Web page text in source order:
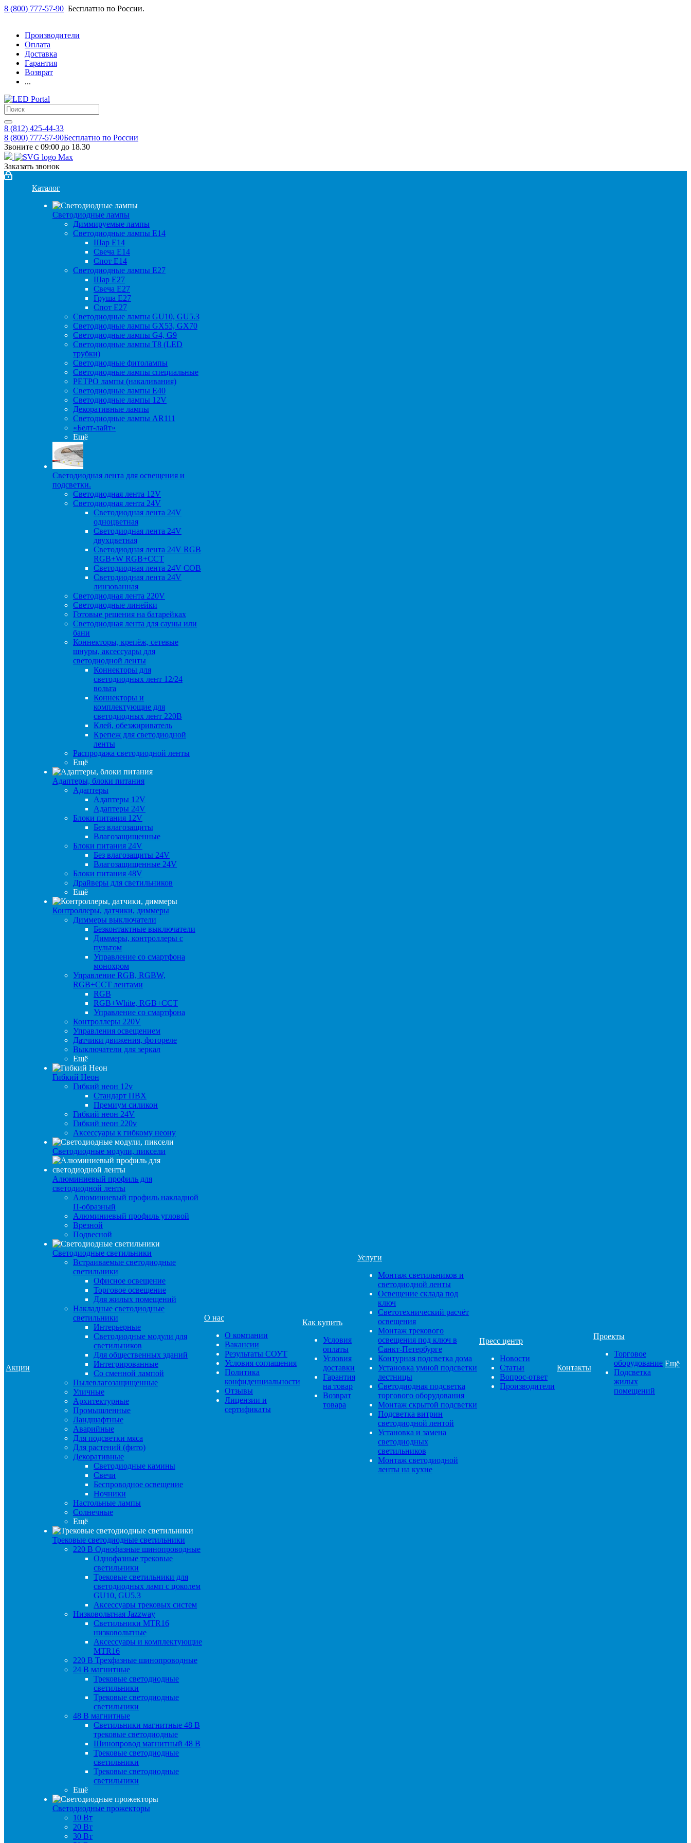
8 (800) 777-57-90 Бесплатно по России.
Производители
Оплата
Доставка
Гарантия
Возврат
...
8 (812) 425-44-33
8 (800) 777-57-90Бесплатно по России
Звоните с 09:00 до 18.30
Заказать звонок
Акции
Каталог
Светодиодные лампы
Диммируемые лампы
Светодиодные лампы Е14
Шар Е14
Свеча Е14
Спот Е14
Светодиодные лампы Е27
Шар Е27
Свеча Е27
Груша Е27
Спот Е27
Светодиодные лампы GU10, GU5.3
Светодиодные лампы GX53, GX70
Светодиодные лампы G4, G9
Светодиодные лампы Т8 (LED
трубки)
Светодиодные фитолампы
Светодиодные лампы специальные
РЕТРО лампы (накаливания)
Светодиодные лампы E40
Светодиодные лампы 12V
Декоративные лампы
Светодиодные лампы AR111
«Белт-лайт»
Ещё
Светодиодная лента для освещения и
подсветки.
Светодиодная лента 12V
Светодиодная лента 24V
Светодиодная лента 24V
одноцветная
Светодиодная лента 24V
двухцветная
Светодиодная лента 24V RGB
RGB+W RGB+CCT
Светодиодная лента 24V COB
Светодиодная лента 24V
линзованная
Светодиодная лента 220V
Светодиодные линейки
Готовые решения на батарейках
Светодиодная лента для сауны или
бани
Коннекторы, крепёж, сетевые
шнуры, аксессуары для
светодиодной ленты
Коннекторы для
светодиодных лент 12/24
вольта
Коннекторы и
комплектующие для
светодиодных лент 220В
Клей, обезжириватель
Крепеж для светодиодной
ленты
Распродажа светодиодной ленты
Ещё
Адаптеры, блоки питания
Адаптеры
Адаптеры 12V
Адаптеры 24V
Блоки питания 12V
Без влагозащиты
Влагозащищенные
Блоки питания 24V
Без влагозащиты 24V
Влагозащищенные 24V
Блоки питания 48V
Драйверы для светильников
Ещё
Контроллеры, датчики, диммеры
Диммеры выключатели
Безконтактные выключатели
Диммеры, контроллеры с
пультом
Управление со смартфона
монохром
Управление RGB, RGBW,
RGB+CCT лентами
RGB
RGB+White, RGB+CCT
Управление со смартфона
Контроллеры 220V
Управления освещением
Датчики движения, фотореле
Выключатели для зеркал
Ещё
Гибкий Неон
Гибкий неон 12v
Стандарт ПВХ
Премиум силикон
Гибкий неон 24V
Гибкий неон 220v
Аксессуары к гибкому неону
Светодиодные модули, пиксели
Алюминиевый профиль для
светодиодной ленты
Алюминиевый профиль накладной
П-образный
Алюминиевый профиль угловой
Врезной
Подвесной
Светодиодные светильники
Встраиваемые светодиодные
светильники
Офисное освещение
Торговое освещение
Для жилых помещений
Накладные светодиодные
светильники
Интерьерные
Светодиодные модули для
светильников
Для общественных зданий
Интегрированные
Со сменной лампой
Пылевлагозащищенные
Уличные
Архитектурные
Промышленные
Ландшафтные
Аварийные
Для подсветки мяса
Для растений (фито)
Декоративные
Светодиодные камины
Свечи
Беспроводное освещение
Ночники
Настольные лампы
Солнечные
Ещё
Трековые светодиодные светильники
220 B Однофазные шинопроводные
Однофазные трековые
светильники
Трековые светильники для
светодиодных ламп с цоколем
GU10, GU5.3
Аксессуары трековых систем
Низковольтная Jazzway
Светильники MTR16
низковольтные
Аксессуары и комплектующие
MTR16
220 B Трехфазные шинопроводные
24 B магнитные
Трековые светодиодные
светильники
Трековые светодиодные
светильники
48 B магнитные
Светильники магнитные 48 В
трековые светодиодные
Шинопровод магнитный 48 В
Трековые светодиодные
светильники
Трековые светодиодные
светильники
Ещё
Светодиодные прожекторы
10 Вт
20 Вт
30 Вт
О нас
О компании
Вакансии
Результаты СОУТ
Условия соглашения
Политика
конфиденциальности
Отзывы
Лицензии и
сертификаты
Как купить
Условия
оплаты
Условия
доставки
Гарантия
на товар
Возврат
товара
Услуги
Монтаж светильников и
светодиодной ленты
Освещение склада под
ключ
Светотехнический расчёт
освещения
Монтаж трекового
освещения под ключ в
Санкт-Петербурге
Контурная подсветка дома
Установка умной подсветки
лестницы
Светодиодная подсветка
торгового оборудования
Монтаж скрытой подсветки
Подсветка витрин
светодиодной лентой
Установка и замена
светодиодных
светильников
Монтаж светодиодной
ленты на кухне
Пресс центр
Новости
Статьи
Вопрос-ответ
Производители
Контакты
Проекты
Торговое
оборудование
Подсветка
жилых
помещений
Ещё